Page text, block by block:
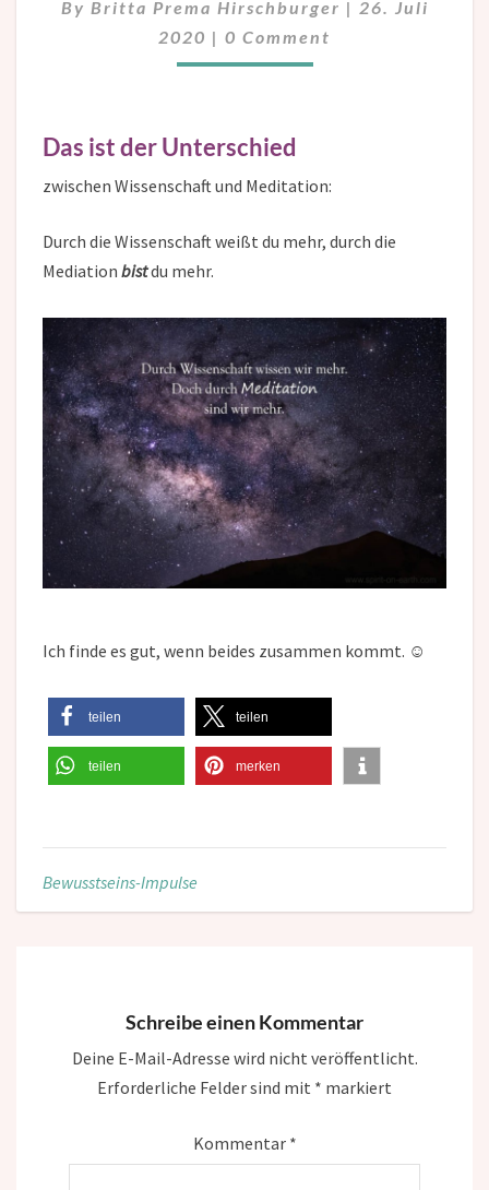
By Britta Prema Hirschburger | 26. Juli
2020 | Comments
0 Comment
Das ist der Unterschied
zwischen Wissenschaft und Meditation:
Durch die Wissenschaft weißt du mehr, durch die
Mediation bistdu mehr.
Ich finde es gut, wenn beides zusammen kommt. ☺
teilen teilen
teilen merken
Bewusstseins-Impulse
Schreibe einen Kommentar
Deine E-Mail-Adresse wird nicht veröffentlicht.
Erforderliche Felder sind mit * markiert
Kommentar *